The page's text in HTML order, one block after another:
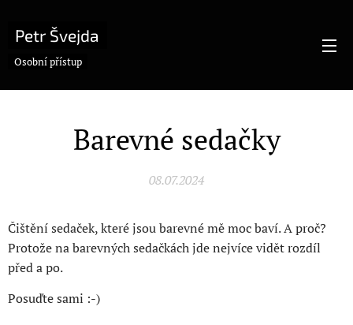
Petr Švejda
Osobní přístup
Barevné sedačky
08.07.2024
Čištění sedaček, které jsou barevné mě moc baví. A proč?
Protože na barevných sedačkách jde nejvíce vidět rozdíl
před a po.
Posuďte sami :-)